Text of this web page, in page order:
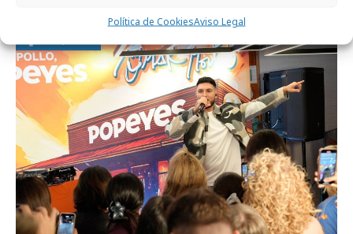
Política de CookiesAviso Legal